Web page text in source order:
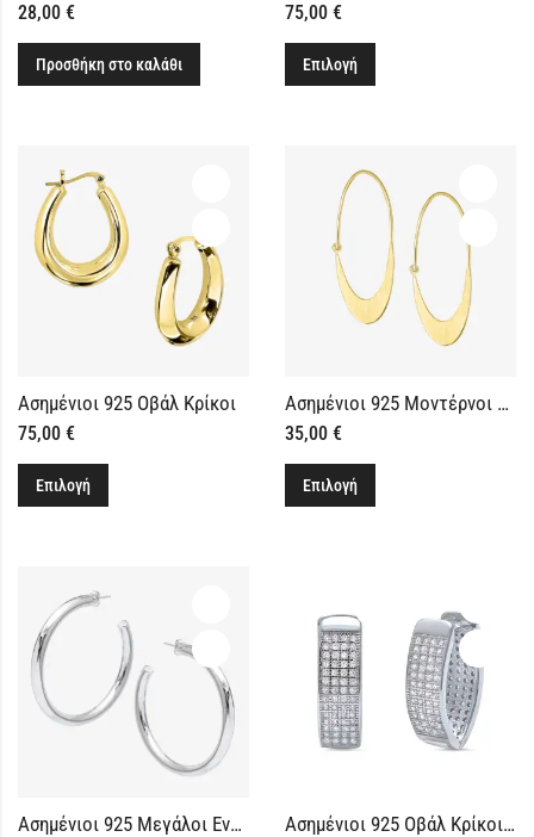
28,00 €
Προσθήκη στο καλάθι
75,00 €
Επιλογή
Ασημένιοι 925 Οβάλ Κρίκοι
75,00 €
Επιλογή
Ασημένιοι 925 Μοντέρνοι Κρίκοι
35,00 €
Επιλογή
Ασημένιοι 925 Μεγάλοι Εντυπωσιακοί Κρίκοι Ασημένιοι 925 Οβάλ Κρίκοι με Πέτρες